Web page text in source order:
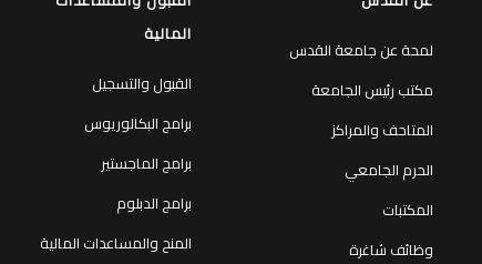
لمحة عن جامعة القدس
مكتب رئيس الجامعة
المتاحف والمراكز
الحرم الجامعي
المكتبات
وظائف شاغرة
المالية
القبول والتسجيل
برامج البكالوريوس
برامج الماجستير
برامج الدبلوم
المنح والمساعدات المالية